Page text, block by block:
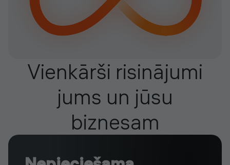
Vienkārši risinājumi
jums un jūsu
biznesam